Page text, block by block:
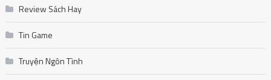
Review Sách Hay
Tin Game
Truyện Ngôn Tình